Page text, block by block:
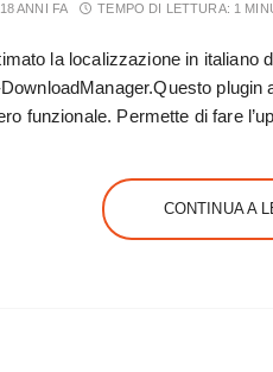
18 ANNI FA TEMPO DI LETTURA: 1
la localizzazione in italiano
funzionale. Permette di fare
CONTINUA A